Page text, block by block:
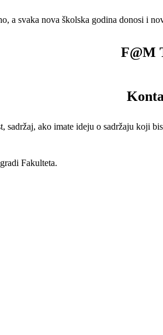
a svaka nova školska godina donosi i
F@M
sadržaj, ako imate ideju o sadržaju
Fakulteta.